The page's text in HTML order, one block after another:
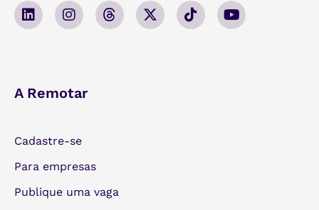
A Remotar
Cadastre-se
Para empresas
Publique uma vaga